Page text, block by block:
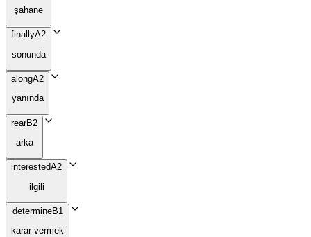
şahane
finallyA2
sonunda
alongA2
yanında
rearB2
arka
interestedA2
ilgili
determineB1
karar vermek